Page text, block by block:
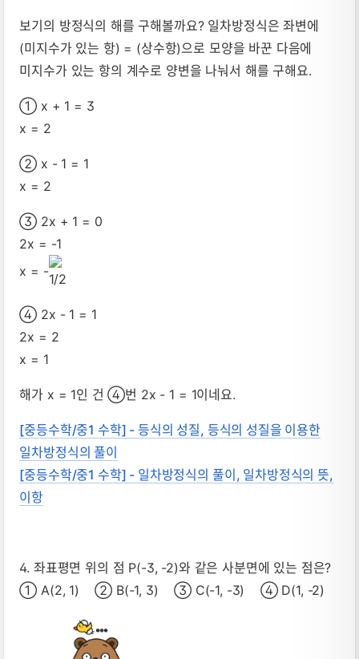
보기의 방정식의 해를 구해볼까요? 일차방정식은 좌변에
(미지수가 있는 항) = (상수항)으로 모양을 바꾼 다음에
미지수가 있는 항의 계수로 양변을 나눠서 해를 구해요.
① x + 1 = 3
x = 2
② x - 1 = 1
x = 2
③ 2x + 1 = 0
2x = -1
x = -
④ 2x - 1 = 1
2x = 2
x = 1
해가 x = 1인 건 ④번 2x - 1 = 1이네요.
[중등수학/중1 수학] - 등식의 성질, 등식의 성질을 이용한
일차방정식의 풀이
[중등수학/중1 수학] - 일차방정식의 풀이, 일차방정식의 뜻,
이항
4. 좌표평면 위의 점 P(-3, -2)와 같은 사분면에 있는 점은?
① A(2, 1) ② B(-1, 3) ③ C(-1, -3) ④ D(1, -2)